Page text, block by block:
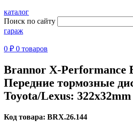
каталог
Поиск по сайту
гараж
0 ₽ 0 товаров
Brannor X-Performance
Передние тормозные
Toyota/Lexus: 322x32mm
Код товара: BRX.26.144